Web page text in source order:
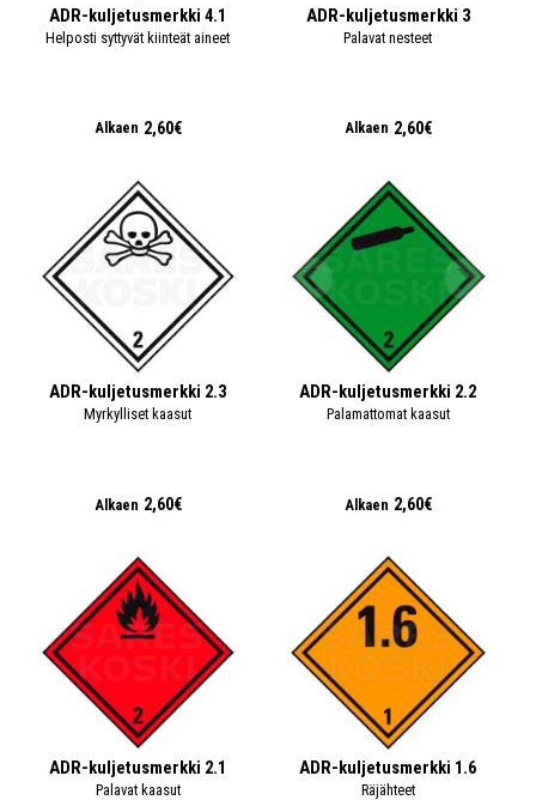
ADR-kuljetusmerkki 4.1
Helposti syttyvät kiinteät aineet
Alkaen 2,60€
ADR-kuljetusmerkki 3
Palavat nesteet
Alkaen 2,60€
ADR-kuljetusmerkki 2.3
Myrkylliset kaasut
Alkaen 2,60€
ADR-kuljetusmerkki 2.2
Palamattomat kaasut
Alkaen 2,60€
ADR-kuljetusmerkki 2.1
Palavat kaasut
ADR-kuljetusmerkki 1.6
Räjähteet